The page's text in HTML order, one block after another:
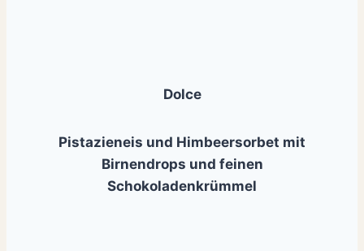
Dolce
Pistazieneis und Himbeersorbet mit
Birnendrops und feinen
Schokoladenkrümmel